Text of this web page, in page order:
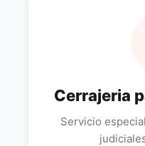
Cerrajeria
Servicio